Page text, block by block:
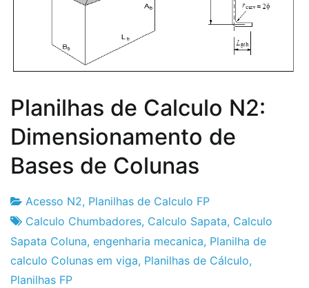
Planilhas de Calculo N2:
Dimensionamento de
Bases de Colunas
Fabrica
do
Projeto
7
de
Agosto
de
Acesso N2, Planilhas de Calculo FP
Calculo Chumbadores, Calculo Sapata, Calculo
Sapata Coluna, engenharia mecanica, Planilha de
calculo Colunas em viga, Planilhas de Cálculo,
Planilhas FP